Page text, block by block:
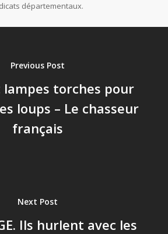
départementaux.
Previous Post
torches pour
loups – Le chasseur
français
Next Post
Ils hurlent avec les